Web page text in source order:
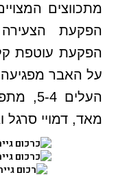
מתכווצים
הפקעת
הפקעת עוטפת
על האבר
מאד, דמויי סרגל